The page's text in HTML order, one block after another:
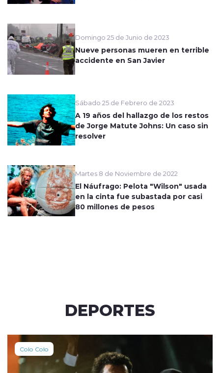
Domingo 25 de Junio de 2023
Nueve personas mueren en terrible
accidente en San Javier
Sábado 25 de Febrero de 2023
A 19 años del hallazgo de los restos
de Jorge Matute Johns: Un caso sin
resolver
Martes 8 de Noviembre de 2022
El Náufrago: Pelota "Wilson" usada
en la cinta fue subastada por casi
80 millones de pesos
DEPORTES
Colo Colo